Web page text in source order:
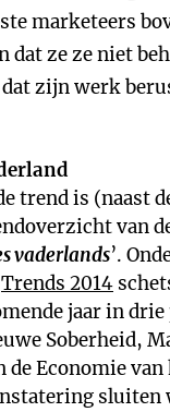
marketeers
dat ze ze niet
zijn werk
trend is (naast
van
vaderlands’.
Trends 2014
jaar in
Soberheid,
de Economie van
sluiten